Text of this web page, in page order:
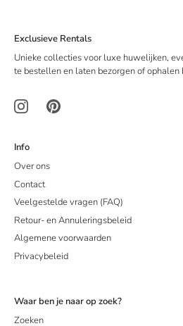
Exclusieve Rentals
Unieke collecties voor luxe huwelijken,
te bestellen en laten bezorgen of ophalen
Info
Over ons
Contact
Veelgestelde vragen (FAQ)
Retour- en Annuleringsbeleid
Algemene voorwaarden
Privacybeleid
Waar ben je naar op zoek?
Zoeken